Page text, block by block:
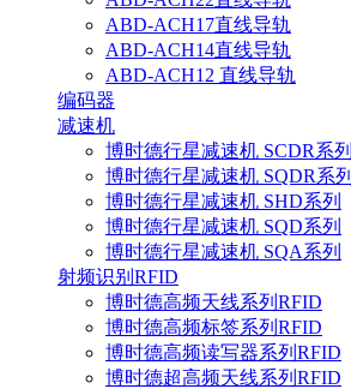
ABD-ACH17直线导轨
ABD-ACH14直线导轨
ABD-ACH12 直线导轨
编码器
减速机
博时德行星减速机 SCDR系列
博时德行星减速机 SQDR系列
博时德行星减速机 SHD系列
博时德行星减速机 SQD系列
博时德行星减速机 SQA系列
射频识别RFID
博时德高频天线系列RFID
博时德高频标签系列RFID
博时德高频读写器系列RFID
博时德超高频天线系列RFID